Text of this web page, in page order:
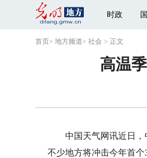
时政
首页 > 地方频道> 社会 > 正文
高温
中国天气网讯近日，中
不少地方将冲击今年首